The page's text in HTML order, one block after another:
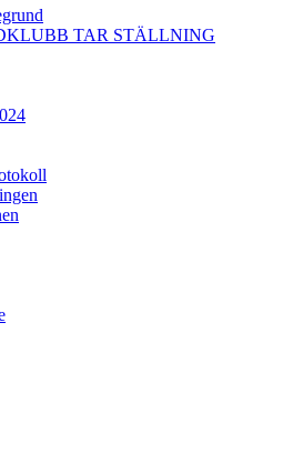
TAR STÄLLNING